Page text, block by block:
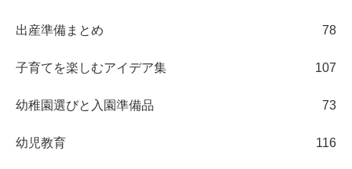
出産準備まとめ 78
子育てを楽しむアイデア集 107
幼稚園選びと入園準備品 73
幼児教育 116